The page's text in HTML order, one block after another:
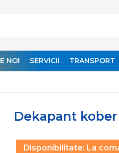
NOI SERVICII TRANSPORT
Dekapant kober
Disponibilitate: La